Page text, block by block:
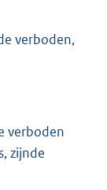
verboden,
verboden
zijnde